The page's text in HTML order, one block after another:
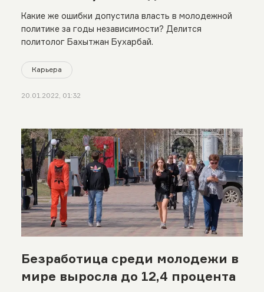
Какие же ошибки допустила власть в молодежной
политике за годы независимости? Делится
политолог Бахытжан Бухарбай.
Карьера
20.01.2022, 01:32
Безработица среди молодежи в
мире выросла до 12,4 процента